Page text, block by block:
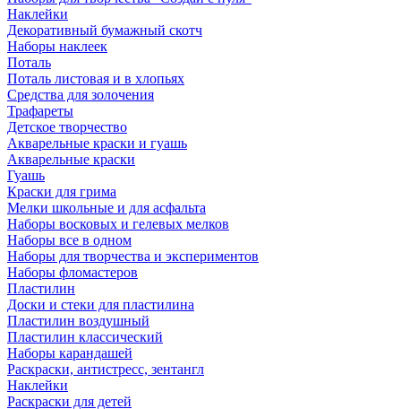
Наклейки
Декоративный бумажный скотч
Наборы наклеек
Поталь
Поталь листовая и в хлопьях
Средства для золочения
Трафареты
Детское творчество
Акварельные краски и гуашь
Акварельные краски
Гуашь
Краски для грима
Мелки школьные и для асфальта
Наборы восковых и гелевых мелков
Наборы все в одном
Наборы для творчества и экспериментов
Наборы фломастеров
Пластилин
Доски и стеки для пластилина
Пластилин воздушный
Пластилин классический
Наборы карандашей
Раскраски, антистресс, зентангл
Наклейки
Раскраски для детей